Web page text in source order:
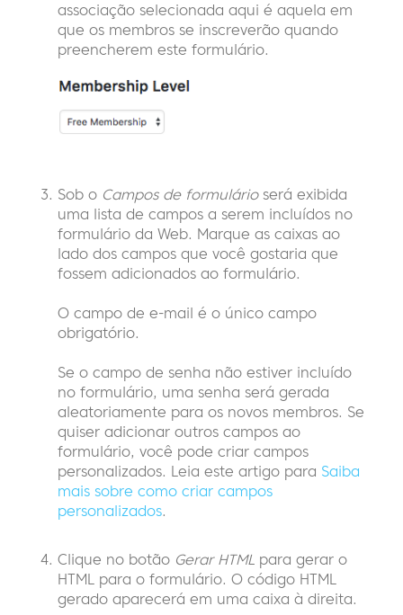
associação selecionada aqui é aquela em
que os membros se inscreverão quando
preencherem este formulário.
Sob o Campos de formulárioserá exibida
uma lista de campos a serem incluídos no
formulário da Web. Marque as caixas ao
lado dos campos que você gostaria que
fossem adicionados ao formulário.
O campo de e-mail é o único campo
obrigatório.
Se o campo de senha não estiver incluído
no formulário, uma senha será gerada
aleatoriamente para os novos membros. Se
quiser adicionar outros campos ao
formulário, você pode criar campos
personalizados. Leia este artigo para Saiba
mais sobre como criar campos
personalizados.
Clique no botão Gerar HTML para gerar o
HTML para o formulário. O código HTML
gerado aparecerá em uma caixa à direita.